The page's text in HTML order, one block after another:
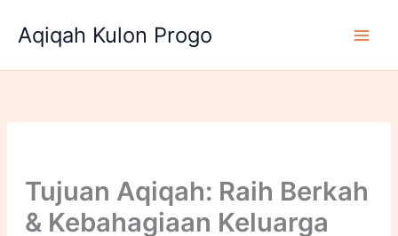
konten
Aqiqah Kulon Progo
Tujuan Aqiqah: Raih Berkah
& Kebahagiaan Keluarga